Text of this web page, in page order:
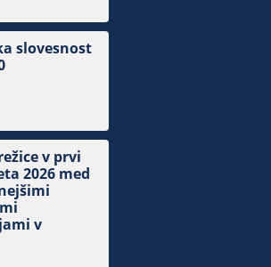
slovesnost
v prvi
2026 med
v